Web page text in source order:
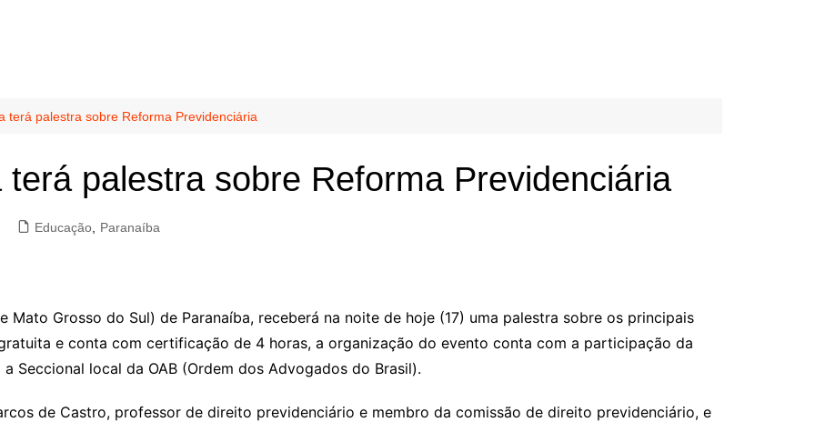
terá palestra sobre Reforma Previdenciária
palestra sobre Reforma Previdenciária
Educação Paranaíba
Mato Grosso do Sul) de Paranaíba, receberá na noite de hoje (17) uma palestra sobre os principais
e conta com certificação de 4 horas, a organização do evento conta com a participação da
Seccional local da OAB (Ordem dos Advogados do Brasil).
de Castro, professor de direito previdenciário e membro da comissão de direito previdenciário, e